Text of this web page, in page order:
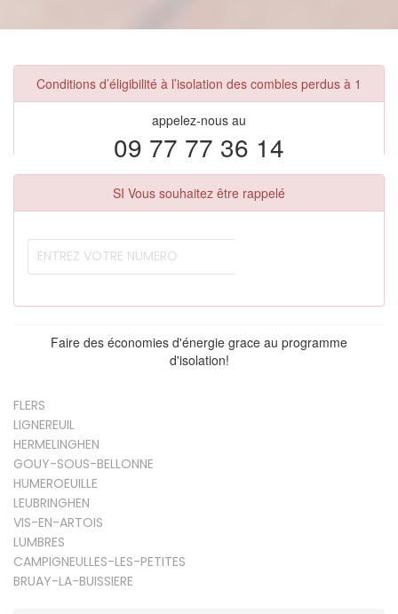
Conditions d’éligibilité à l’isolation des combles perdus à 1
appelez-nous au
09 77 77 36 14
SI Vous souhaitez être rappelé
Faire des économies d'énergie grace au programme
d'isolation!
FLERS
LIGNEREUIL
HERMELINGHEN
GOUY-SOUS-BELLONNE
HUMEROEUILLE
LEUBRINGHEN
VIS-EN-ARTOIS
LUMBRES
CAMPIGNEULLES-LES-PETITES
BRUAY-LA-BUISSIERE